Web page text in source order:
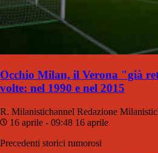
Occhio Milan, il Verona "già
volte: nel 1990 e nel 2015
R. Milanistichannel Redazione
16 aprile - 09:48 16 aprile
Precedenti storici rumorosi